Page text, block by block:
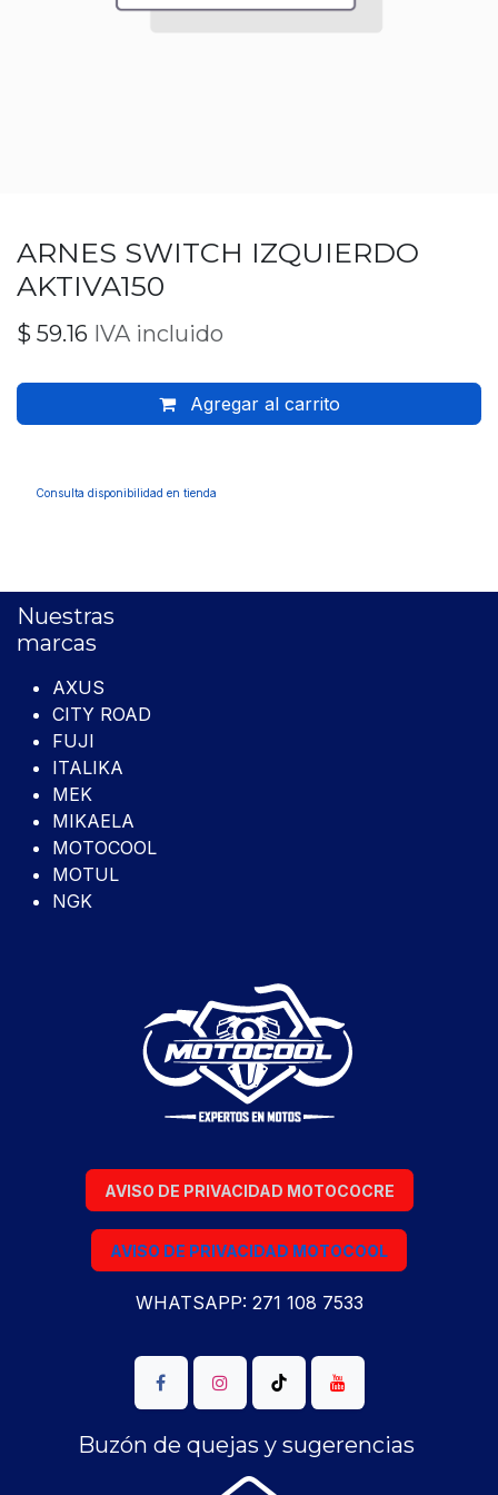
ARNES SWITCH IZQUIERDO
AKTIVA150
$ 59.16 IVA incluido
Agregar al carrito
Consulta disponibilidad en tienda
Nuestras
marcas
AXUS
CITY ROAD
FUJI
ITALIKA
MEK
MIKAELA
MOTOCOOL
MOTUL
NGK
AVISO DE PRIVACIDAD MOTOCOCRE
AVISO DE PRIVACIDAD MOTOCOOL
WHATSAPP: 271 108 7533
Buzón de quejas y sugerencias